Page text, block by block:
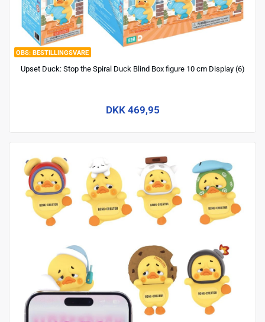
BESTILLINGSVARE
Upset Duck: Stop the Spiral Duck Blind Box figure 10 cm Display (6)
DKK 469,95